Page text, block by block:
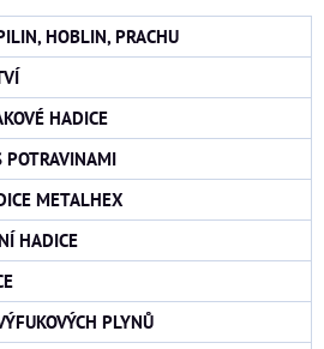
HOBLIN, PRACHU
HADICE
POTRAVINAMI
METALHEX
HADICE
PLYNŮ